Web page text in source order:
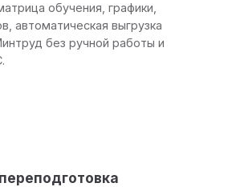
обучения, графики,
автоматическая выгрузка
без ручной работы и